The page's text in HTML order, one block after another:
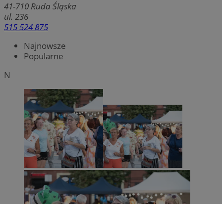
41-710 Ruda Śląska
ul. 236
515 524 875
Najnowsze
Popularne
N